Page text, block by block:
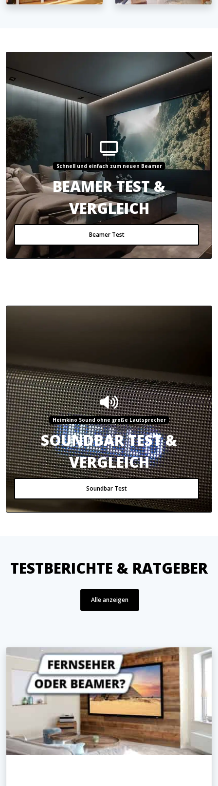
Schnell und einfach zum neuen Beamer
BEAMER TEST &
VERGLEICH
Beamer Test
Heimkino Sound ohne große Lautsprecher
SOUNDBAR TEST &
VERGLEICH
Soundbar Test
TESTBERICHTE & RATGEBER
Alle anzeigen